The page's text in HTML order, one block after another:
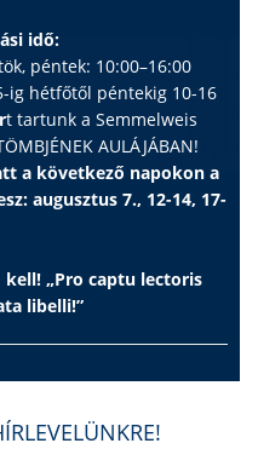
idő:
péntek: 10:00–16:00
ig hétfőtől péntekig 10-16
t tartunk a Semmelweis
AULÁJÁBAN!
a következő napokon a
augusztus 7., 12-14, 17-
„Pro captu lectoris
libelli!”